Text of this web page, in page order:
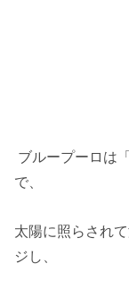
ブループーロは
で、
太陽に照らされ
ジし、